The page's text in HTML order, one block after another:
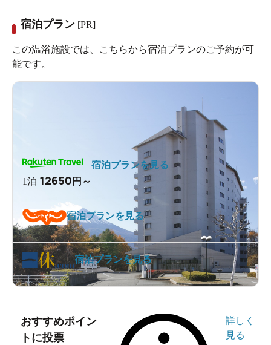
宿泊プラン [PR]
この温浴施設では、こちらから宿泊プランのご予約が可
能です。
1泊 12650 円～
宿泊プランを見る
宿泊プランを見る
宿泊プランを見る
おすすめポイン
トに投票
詳しく
見る